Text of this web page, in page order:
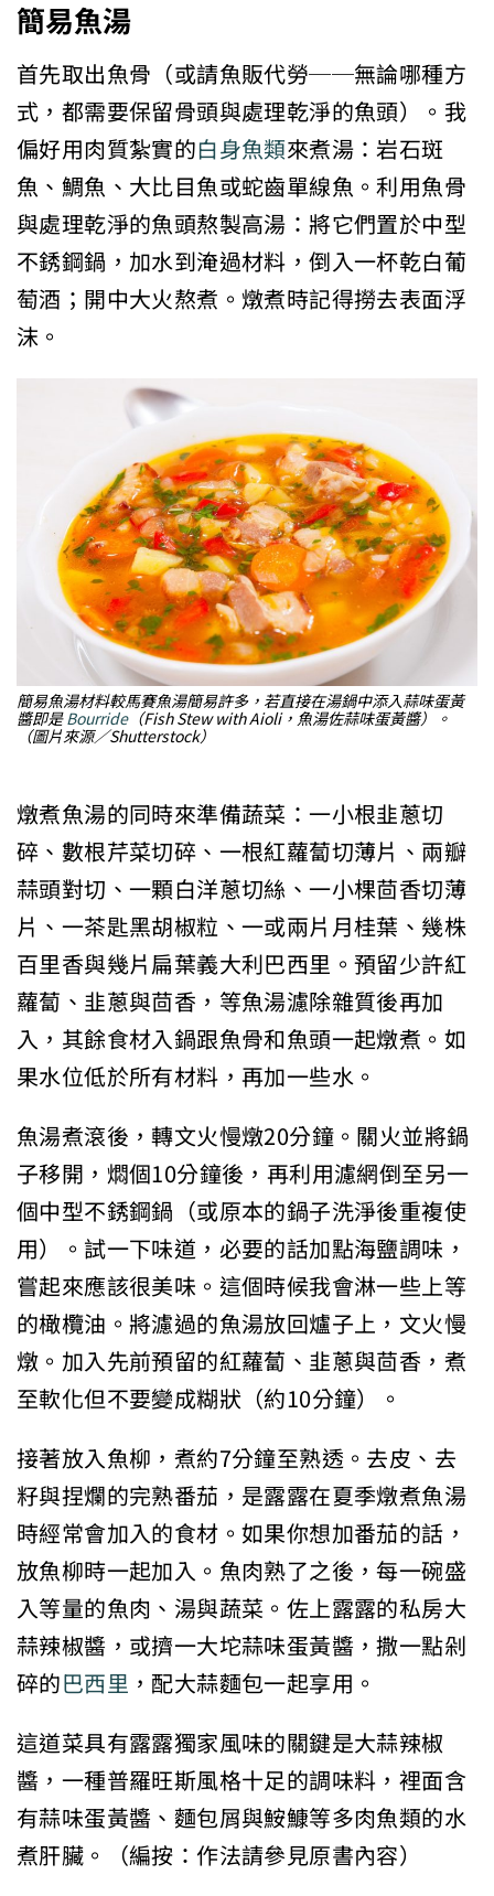
簡易魚湯
首先取出魚骨（或請魚販代勞──無論哪種方
式，都需要保留骨頭與處理乾淨的魚頭）。我
偏好用肉質紮實的白身魚類來煮湯：岩石斑
魚、鯛魚、大比目魚或蛇齒單線魚。利用魚骨
與處理乾淨的魚頭熬製高湯：將它們置於中型
不銹鋼鍋，加水到淹過材料，倒入一杯乾白葡
萄酒；開中大火熬煮。燉煮時記得撈去表面浮
沫。
簡易魚湯材料較馬賽魚湯簡易許多，若直接在湯鍋中添入蒜味蛋黃
醬即是Bourride（Fish Stew with Aioli，魚湯佐蒜味蛋黃醬）。
（圖片來源／Shutterstock）
燉煮魚湯的同時來準備蔬菜：一小根韭蔥切
碎、數根芹菜切碎、一根紅蘿蔔切薄片、兩瓣
蒜頭對切、一顆白洋蔥切絲、一小棵茴香切薄
片、一茶匙黑胡椒粒、一或兩片月桂葉、幾株
百里香與幾片扁葉義大利巴西里。預留少許紅
蘿蔔、韭蔥與茴香，等魚湯濾除雜質後再加
入，其餘食材入鍋跟魚骨和魚頭一起燉煮。如
果水位低於所有材料，再加一些水。
魚湯煮滾後，轉文火慢燉20分鐘。關火並將鍋
子移開，燜個10分鐘後，再利用濾網倒至另一
個中型不銹鋼鍋（或原本的鍋子洗淨後重複使
用）。試一下味道，必要的話加點海鹽調味，
嘗起來應該很美味。這個時候我會淋一些上等
的橄欖油。將濾過的魚湯放回爐子上，文火慢
燉。加入先前預留的紅蘿蔔、韭蔥與茴香，煮
至軟化但不要變成糊狀（約10分鐘）。
接著放入魚柳，煮約7分鐘至熟透。去皮、去
籽與捏爛的完熟番茄，是露露在夏季燉煮魚湯
時經常會加入的食材。如果你想加番茄的話，
放魚柳時一起加入。魚肉熟了之後，每一碗盛
入等量的魚肉、湯與蔬菜。佐上露露的私房大
蒜辣椒醬，或擠一大坨蒜味蛋黃醬，撒一點剁
碎的巴西里，配大蒜麵包一起享用。
這道菜具有露露獨家風味的關鍵是大蒜辣椒
醬，一種普羅旺斯風格十足的調味料，裡面含
有蒜味蛋黃醬、麵包屑與鮟鱇等多肉魚類的水
煮肝臟。（編按：作法請參見原書內容）